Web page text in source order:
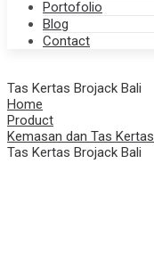
Portofolio
Blog
Contact
Tas Kertas Brojack Bali
Home
Product
Kemasan dan Tas Kertas
Tas Kertas Brojack Bali